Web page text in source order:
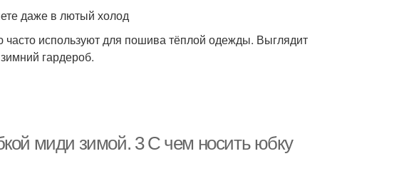
даже в лютый холод
используют для пошива тёплой одежды. Выглядит
гардероб.
миди зимой. 3 С чем носить юбку